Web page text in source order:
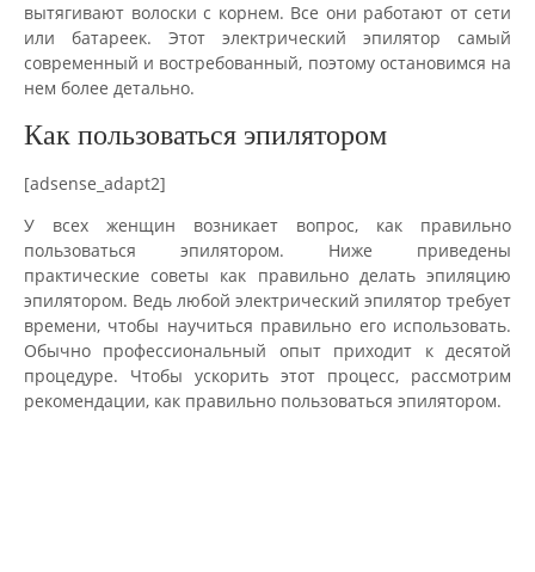
вытягивают волоски с корнем. Все они работают от сети
или батареек. Этот электрический эпилятор самый
современный и востребованный, поэтому остановимся на
нем более детально.
Как пользоваться эпилятором
[adsense_adapt2]
У всех женщин возникает вопрос, как правильно
пользоваться эпилятором. Ниже приведены
практические советы как правильно делать эпиляцию
эпилятором. Ведь любой электрический эпилятор требует
времени, чтобы научиться правильно его использовать.
Обычно профессиональный опыт приходит к десятой
процедуре. Чтобы ускорить этот процесс, рассмотрим
рекомендации, как правильно пользоваться эпилятором.